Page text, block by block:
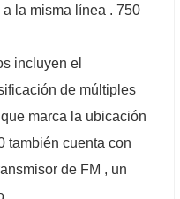
la misma línea . 750
incluyen el
de múltiples
marca la ubicación
también cuenta con
de FM , un